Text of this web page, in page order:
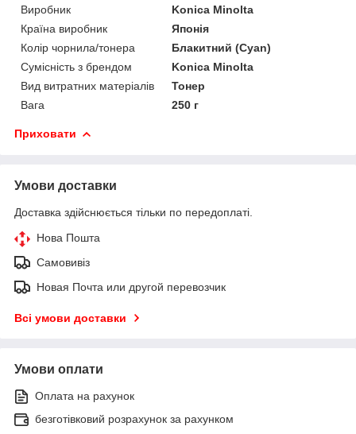
Виробник
Konica Minolta
Країна виробник
Японія
Колір чорнила/тонера
Блакитний (Cyan)
Сумісність з брендом
Konica Minolta
Вид витратних матеріалів
Тонер
Вага
250 г
Приховати
Умови доставки
Доставка здійснюється тільки по передоплаті.
Нова Пошта
Самовивіз
Новая Почта или другой перевозчик
Всі умови доставки
Умови оплати
Оплата на рахунок
безготівковий розрахунок за рахунком